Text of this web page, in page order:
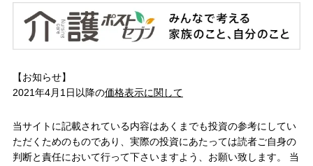
【お知らせ】
2021年4月1日以降の価格表示に関して
当サイトに記載されている内容はあくまでも投資の参考にしてい
ただくためのものであり、実際の投資にあたっては読者ご自身の
判断と責任において行って下さいますよう、お願い致します。 当